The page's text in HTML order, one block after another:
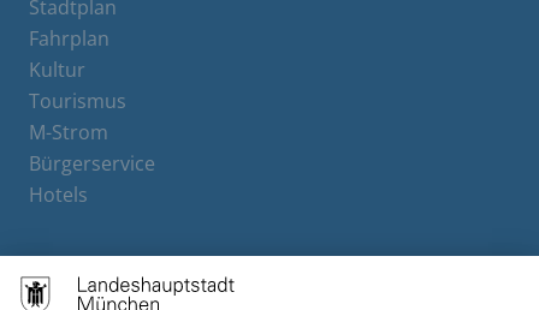
Stadtplan
Fahrplan
Kultur
Tourismus
M-Strom
Bürgerservice
Hotels
Contact